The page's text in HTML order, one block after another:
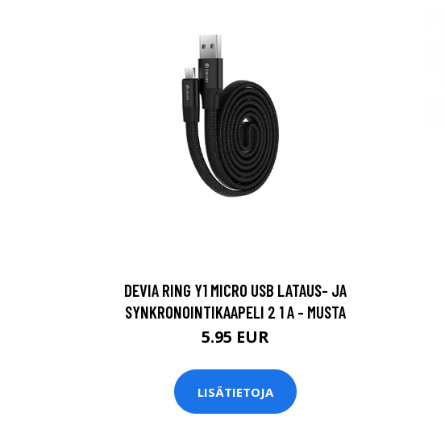
DEVIA RING Y1 MICRO USB LATAUS- JA
SYNKRONOINTIKAAPELI 2 1 A - MUSTA
5.95 EUR
LISÄTIETOJA